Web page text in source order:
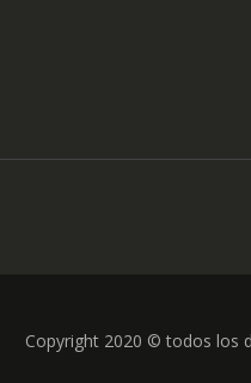
Copyright 2020 © todos los